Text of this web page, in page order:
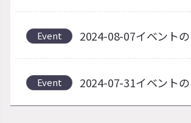
Event 2024-08-07イベント
Event 2024-07-31イベント